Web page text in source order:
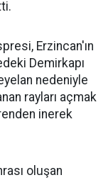
Erzincan'ın
Demirkapı
nedeniyle
rayları açmak
inerek
oluşan